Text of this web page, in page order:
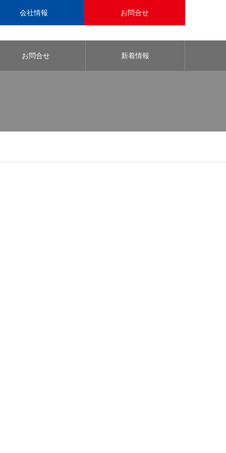
会社情報 お問合せ
お問合せ 新着情報